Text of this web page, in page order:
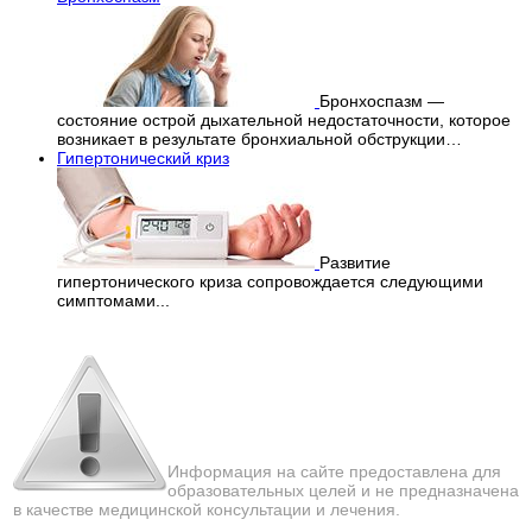
Бронхоспазм —
состояние острой дыхательной недостаточности, которое
возникает в результате бронхиальной обструкции…
Гипертонический криз
Развитие
гипертонического криза сопровождается следующими
симптомами...
Информация на сайте предоставлена для
образовательных целей и не предназначена
в качестве медицинской консультации и лечения.